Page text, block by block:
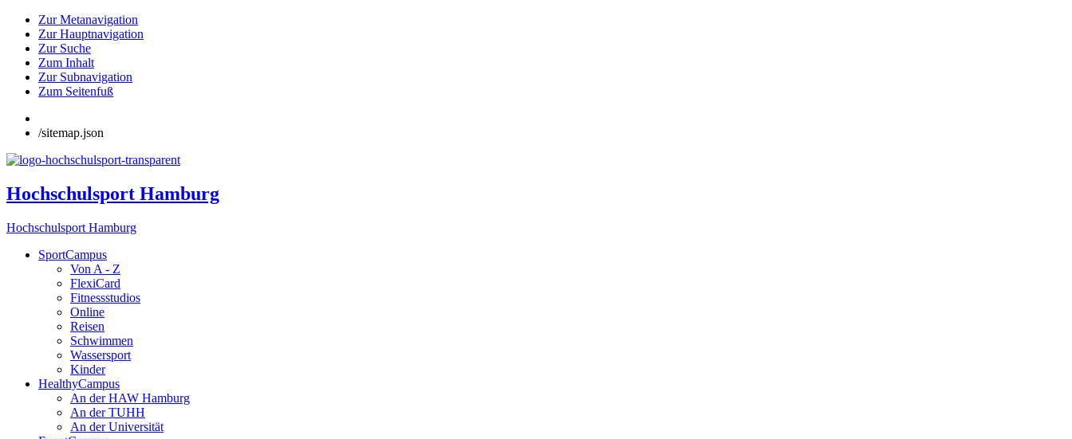
Zur Metanavigation
Zur Hauptnavigation
Zur Suche
Zum Inhalt
Zur Subnavigation
Zum Seitenfuß
/sitemap.json
Hochschulsport Hamburg
Hochschulsport Hamburg
SportCampus
Von A - Z
FlexiCard
Fitnessstudios
Online
Reisen
Schwimmen
Wassersport
Kinder
HealthyCampus
An der HAW Hamburg
An der TUHH
An der Universität